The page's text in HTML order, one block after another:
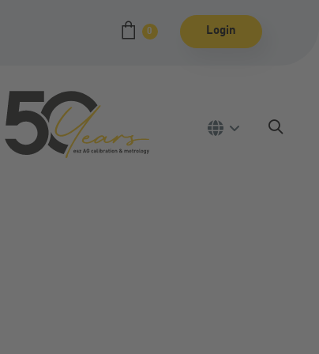
0 Login